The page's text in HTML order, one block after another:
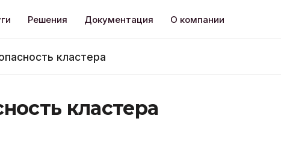
Решения Документация О компании
кластера
кластера